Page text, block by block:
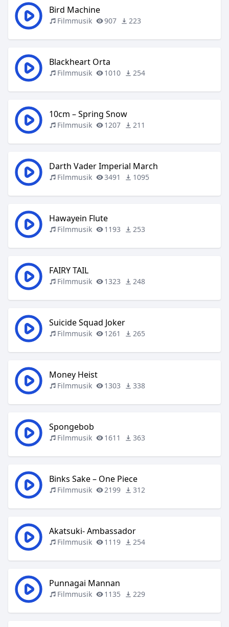
Bird Machine
Filmmusik 907 223
Blackheart Orta
Filmmusik 1010 254
10cm – Spring Snow
Filmmusik 1207 211
Darth Vader Imperial March
Filmmusik 3491 1095
Hawayein Flute
Filmmusik 1193 253
FAIRY TAIL
Filmmusik 1323 248
Suicide Squad Joker
Filmmusik 1261 265
Money Heist
Filmmusik 1303 338
Spongebob
Filmmusik 1611 363
Binks Sake – One Piece
Filmmusik 2199 312
Akatsuki- Ambassador
Filmmusik 1119 254
Punnagai Mannan
Filmmusik 1135 229